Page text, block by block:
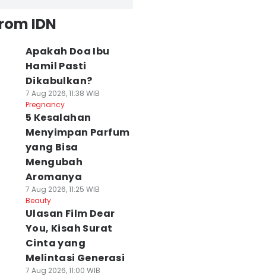
IDN
Apakah Doa Ibu
Hamil Pasti
Dikabulkan?
7 Aug 2026, 11:38 WIB
Pregnancy
5 Kesalahan
Menyimpan Parfum
yang Bisa
Mengubah
Aromanya
7 Aug 2026, 11:25 WIB
Beauty
Ulasan Film Dear
You, Kisah Surat
Cinta yang
Melintasi Generasi
7 Aug 2026, 11:00 WIB